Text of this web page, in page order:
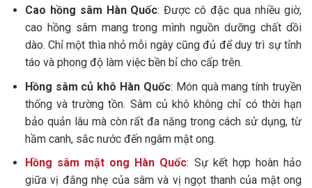
Cao hồng sâm Hàn Quốc: Được cô đặc qua nhiều giờ,
cao hồng sâm mang trong mình nguồn dưỡng chất dồi
dào. Chỉ một thìa nhỏ mỗi ngày cũng đủ để duy trì sự tỉnh
táo và phong độ làm việc bền bỉ cho cấp trên.
Hồng sâm củ khô Hàn Quốc: Món quà mang tính truyền
thống và trường tồn. Sâm củ khô không chỉ có thời hạn
bảo quản lâu mà còn rất đa năng trong cách sử dụng, từ
hầm canh, sắc nước đến ngâm mật ong.
Hồng sâm mật ong Hàn Quốc: Sự kết hợp hoàn hảo
giữa vị đắng nhẹ của sâm và vị ngọt thanh của mật ong